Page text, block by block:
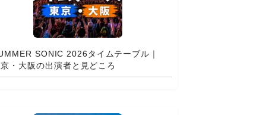
SONIC 2026タイムテーブル｜
・大阪の出演者と見どころ